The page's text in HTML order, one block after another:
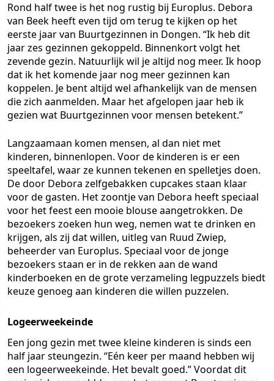
Rond half twee is het nog rustig bij Europlus. Debora
van Beek heeft even tijd om terug te kijken op het
eerste jaar van Buurtgezinnen in Dongen. “Ik heb dit
jaar zes gezinnen gekoppeld. Binnenkort volgt het
zevende gezin. Natuurlijk wil je altijd nog meer. Ik hoop
dat ik het komende jaar nog meer gezinnen kan
koppelen. Je bent altijd wel afhankelijk van de mensen
die zich aanmelden. Maar het afgelopen jaar heb ik
gezien wat Buurtgezinnen voor mensen betekent.”
Langzaamaan komen mensen, al dan niet met
kinderen, binnenlopen. Voor de kinderen is er een
speeltafel, waar ze kunnen tekenen en spelletjes doen.
De door Debora zelfgebakken cupcakes staan klaar
voor de gasten. Het zoontje van Debora heeft speciaal
voor het feest een mooie blouse aangetrokken. De
bezoekers zoeken hun weg, nemen wat te drinken en
krijgen, als zij dat willen, uitleg van Ruud Zwiep,
beheerder van Europlus. Speciaal voor de jonge
bezoekers staan er in de rekken aan de wand
kinderboeken en de grote verzameling legpuzzels biedt
keuze genoeg aan kinderen die willen puzzelen.
Logeerweekeinde
Een jong gezin met twee kleine kinderen is sinds een
half jaar steungezin. “Eén keer per maand hebben wij
een logeerweekeinde. Het bevalt goed.” Voordat dit